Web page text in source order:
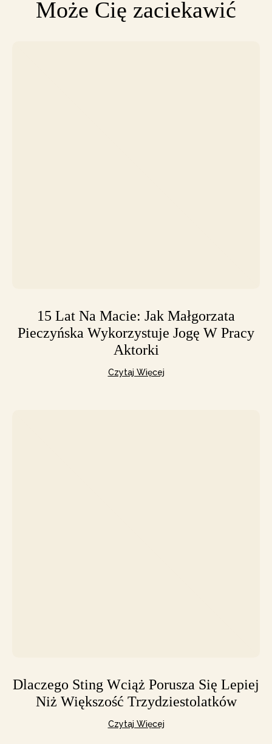
Może Cię zaciekawić
15 Lat Na Macie: Jak Małgorzata
Pieczyńska Wykorzystuje Jogę W Pracy
Aktorki
Czytaj Więcej
Dlaczego Sting Wciąż Porusza Się Lepiej
Niż Większość Trzydziestolatków
Czytaj Więcej